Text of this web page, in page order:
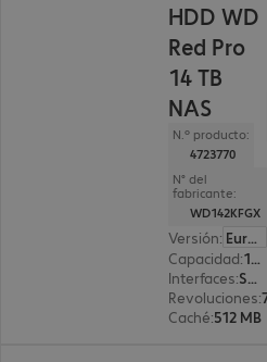
HDD WD
Red Pro
14 TB
NAS
N.º producto:
4723770
N° del
fabricante:
WD142KFGX
Versión:
Europa
Capacidad: 14 TB
Interfaces: SATA 3.0 (6 Gbit/s) 8,9 cm (3,5")
Revoluciones:
Caché:512 MB